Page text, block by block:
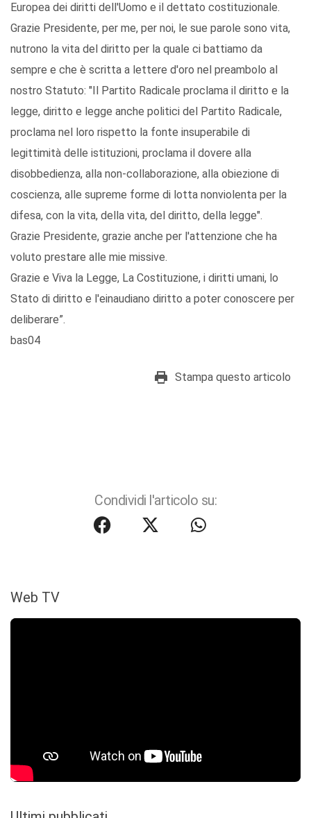
Europea dei diritti dell'Uomo e il dettato costituzionale.
Grazie Presidente, per me, per noi, le sue parole sono vita,
nutrono la vita del diritto per la quale ci battiamo da
sempre e che è scritta a lettere d'oro nel preambolo al
nostro Statuto: "Il Partito Radicale proclama il diritto e la
legge, diritto e legge anche politici del Partito Radicale,
proclama nel loro rispetto la fonte insuperabile di
legittimità delle istituzioni, proclama il dovere alla
disobbedienza, alla non-collaborazione, alla obiezione di
coscienza, alle supreme forme di lotta nonviolenta per la
difesa, con la vita, della vita, del diritto, della legge".
Grazie Presidente, grazie anche per l'attenzione che ha
voluto prestare alle mie missive.
Grazie e Viva la Legge, La Costituzione, i diritti umani, lo
Stato di diritto e l'einaudiano diritto a poter conoscere per
deliberare”.
bas04
Stampa questo articolo
Condividi l'articolo su:
Web TV